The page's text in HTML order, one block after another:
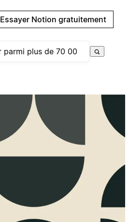
Essayer Notion gratuitement